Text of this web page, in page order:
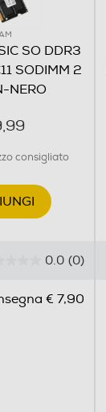
SO DDR3
SODIMM 2
NERO
consigliato
0.0 (0)
€ 7,90